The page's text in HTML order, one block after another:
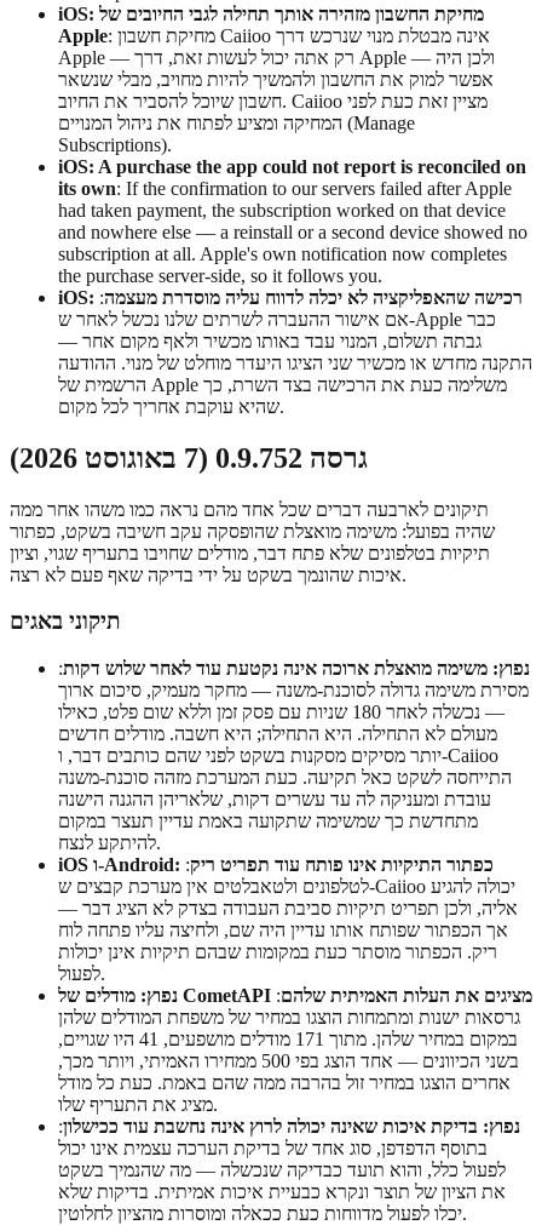
iOS: מחיקת החשבון מזהירה אותך תחילה לגבי החיובים של
Apple: מחיקת חשבון Caiioo אינה מבטלת מנוי שנרכש דרך
Apple — רק אתה יכול לעשות זאת, דרך Apple — ולכן היה
אפשר למוק את החשבון ולהמשיך להיות מחויב, מבלי שנשאר
חשבון שיוכל להסביר את החיוב. Caiioo מציין זאת כעת לפני
המחיקה ומציע לפתוח את ניהול המנויים (Manage
Subscriptions).
iOS: A purchase the app could not report is reconciled on
its own: If the confirmation to our servers failed after Apple
had taken payment, the subscription worked on that device
and nowhere else — a reinstall or a second device showed no
subscription at all. Apple's own notification now completes
the purchase server-side, so it follows you.
iOS: רכישה שהאפליקציה לא יכלה לדווח עליה מוסדרת מעצמה:
אם אישור ההעברה לשרתים שלנו נכשל לאחר ש-Apple כבר
גבתה תשלום, המנוי עבד באותו מכשיר ולאף מקום אחר —
התקנה מחדש או מכשיר שני הציגו היעדר מוחלט של מנוי. ההודעה
הרשמית של Apple משלימה כעת את הרכישה בצד השרת, כך
שהיא עוקבת אחריך לכל מקום.
גרסה 0.9.752 (7 באוגוסט 2026)
תיקונים לארבעה דברים שכל אחד מהם נראה כמו משהו אחר ממה
שהיה בפועל: משימה מואצלת שהופסקה עקב חשיבה בשקט, כפתור
תיקיות בטלפונים שלא פתח דבר, מודלים שחויבו בתעריף שגוי, וציון
איכות שהונמך בשקט על ידי בדיקה שאף פעם לא רצה.
תיקוני באגים
נפוץ: משימה מואצלת ארוכה אינה נקטעת עוד לאחר שלוש דקות:
מסירת משימה גדולה לסוכנת-משנה — מחקר מעמיק, סיכום ארוך
— נכשלה לאחר 180 שניות עם פסק זמן וללא שום פלט, כאילו
מעולם לא התחילה. היא התחילה; היא חשבה. מודלים חדשים
יותר מסיקים מסקנות בשקט לפני שהם כותבים דבר, ו-Caiioo
התייחסה לשקט כאל תקיעה. כעת המערכת מזהה סוכנת-משנה
עובדת ומעניקה לה עד עשרים דקות, שלאריהן ההגנה הישנה
מתחדשת כך שמשימה שתקועה באמת עדיין תעצר במקום
להיתקע לנצח.
iOS ו-Android: כפתור התיקיות אינו פותח עוד תפריט ריק:
לטלפונים ולטאבלטים אין מערכת קבצים ש-Caiioo יכולה להגיע
אליה, ולכן תפריט תיקיות סביבת העבודה בצדק לא הציג דבר —
אך הכפתור שפותח אותו עדיין היה שם, ולחיצה עליו פתחה לוח
ריק. הכפתור מוסתר כעת במקומות שבהם תיקיות אינן יכולות
לפעול.
נפוץ: מודלים של CometAPI מציגים את העלות האמיתית שלהם:
גרסאות ישנות ומתמחות הוצגו במחיר של משפחת המודלים שלהן
במקום במחיר שלהן. מתוך 171 מודלים מושפעים, 41 היו שגויים,
בשני הכיוונים — אחד הוצג בפי 500 ממחירו האמיתי, ויותר מכך,
אחרים הוצגו במחיר זול בהרבה ממה שהם באמת. כעת כל מודל
מציג את התעריף שלו.
נפוץ: בדיקת איכות שאינה יכולה לרוץ אינה נחשבת עוד ככישלון:
בתוסף הדפדפן, סוג אחד של בדיקת הערכה עצמית אינו יכול
לפעול כלל, והוא תועד כבדיקה שנכשלה — מה שהנמיך בשקט
את הציון של תוצר ונקרא כבעיית איכות אמיתית. בדיקות שלא
יכלו לפעול מדווחות כעת ככאלה ומוסרות מהציון לחלוטין.